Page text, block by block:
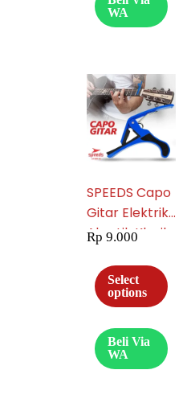
WA
SPEEDS Capo
Gitar Elektrik
Akustik Klasik
Rp 9.000
Select
options
Beli Via
WA